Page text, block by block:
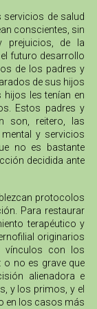
servicios de salud
conscientes, sin
prejuicios, de la
futuro desarrollo
de los padres y
de sus hijos
les tenían en
Estos padres y
son, reitero, las
y servicios
no es bastante
decidida ante
protocolos
Para restaurar
terapéutico y
originarios
vínculos con los
o no es grave que
alienadora e
y los primos, y el
en los casos más